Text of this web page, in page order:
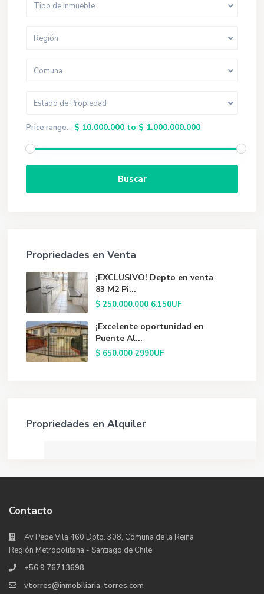
Tipo de inmueble
Región
Comuna
Estado de Propiedad
Price range: $ 10.000.000 to $ 1.000.000.000
Buscar
Propriedades en Venta
¡EXCLUSIVO! Depto en venta
83 M2 Pi...
$ 250.000.000 6.150UF
¡Excelente oportunidad en
Puente Al...
$ 650.0002990UF
Propriedades en Alquiler
Contacto
Av Pepe Vila 460 Dpto. 308, Comuna de la Reina
Región Metropolitana - Santiago de Chile
+56 9 76713698
vtorres@inmobiliaria-torres.com